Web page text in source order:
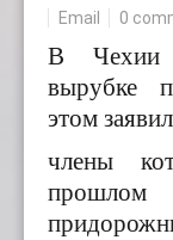
Email
0
В Чехии
вырубке
этом
члены